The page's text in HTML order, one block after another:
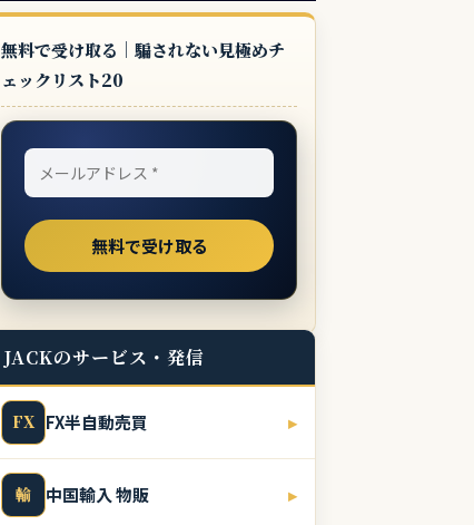
無料で受け取る｜騙されない見極めチ
ェックリスト20
JACKのサービス・発信
FX FX半自動売買 ▸
輸 中国輸入 物販 ▸